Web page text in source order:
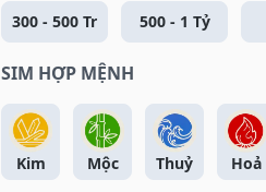
300 - 500 Tr 500 - 1 Tỷ
SIM HỢP MỆNH
Kim Mộc Thuỷ Hoả